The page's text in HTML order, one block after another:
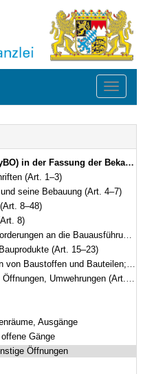
Toggle
vom 14. August 2007 (GVBl. S. 588) BayRS 2132-1-B (Art. 1–84)
(Art. 1–3)
seine Bebauung (Art. 4–7)
8–48)
8)
an die Bauausführung (Art. 9–14)
(Art. 15–23)
Bauteilen; Wände, Decken, Dächer (Art. 24–30)
Umwehrungen (Art. 31–36)
Ausgänge
Gänge
Öffnungen